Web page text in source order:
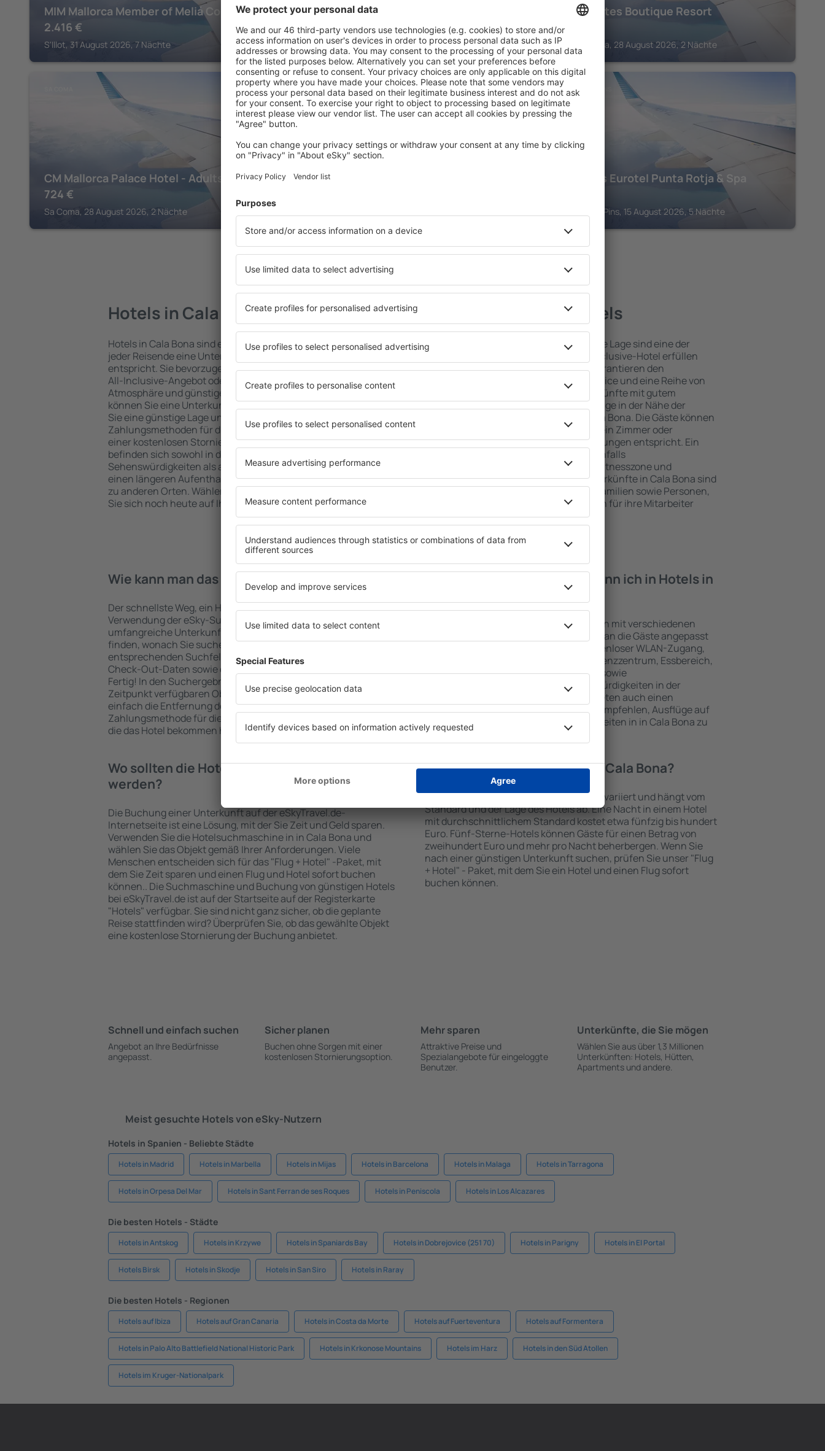
MIM Mallorca Member of Meliá Collection
2.416 €
S'Illot, 31 August 2026, 7 Nächte
Hipotels Hipocampo Palace & Spa
1.543 €
Cala Millor, 31 August 2026, 4 Nächte
Pula Suites Boutique Resort
459
Son Servera, 28 August 2026, 2 Nächte
CM Mallorca Palace Hotel - Adults Only
724 €
Sa Coma, 28 August 2026, 2 Nächte
CALA RATJADA
Welikehotel Triton Beach
COSTA DES PINS
Hipotels Eurotel Punta Rotja & Spa
Costa des Pins, 15 August 2026, 5 Nächte
Hotels in Cala Bona
Hotels in Cala Bona sind eine vielfältige Unterkunftsbasis, in der
jeder Reisende eine Unterkunft findet, die seinen Erwartungen
entspricht. Sie bevorzugen ein Hotel mit hohem Standard und
All-Inclusive-Angebot oder wählen Hotels aus, die eine intime
Atmosphäre und günstige Unterkünfte garantieren? in Cala Bona
können Sie eine Unterkunft für jede Geldtasche buchen! Wählen
Sie eine günstige Lage und den Standard des Hotels sowie die
Zahlungsmethoden für die Unterkunft aus und die Möglichkeit
einer kostenlosen Stornierung der Buchung. Hotels in Cala Bona
befinden sich sowohl in der Nähe der beliebtesten
Sehenswürdigkeiten als auch abseits der Masse. Perfekt für
einen längeren Aufenthalt und als Ausgangspunkt für Ausflüge
zu anderen Orten. Wählen Sie ein Hotel für sich aus und bereiten
Sie sich noch heute auf Ihre Reise oder Geschäftsreise vor!
Cala Bona – beste Hotels
Umfassender Service und eine attraktive Lage sind eine der
wichtigsten Bedingungen, die ein All-Inclusive-Hotel erfüllen
muss. Die besten Hotels in Cala Bona garantieren den
Hotelgästen einen hervorragenden Service und eine Reihe von
Annehmlichkeiten. Hochwertige Unterkünfte mit gutem
Standard bieten eine ausgezeichnete Lage in der Nähe der
wichtigsten Sehenswürdigkeiten in Cala Bona. Die Gäste können
die kostenlosen Parkplätze nutzen und ein Zimmer oder
Apartment auswählen, das ihren Erwartungen entspricht. Ein
Hotel mit hohem Standard umfasst ebenfalls
abwechslungsreiches Menü, SPA oder Fitnesszone und
Attraktionen für Kinder. Die besten Unterkünfte in Cala Bona sind
eine hervorragende Lösung für Paare, Familien sowie Personen,
die geschäftlich reisen oder Schulungen für ihre Mitarbeiter
organisieren möchten.
Wie kann man das Hotel in in Cala Bona finden?
Der schnellste Weg, ein Hotel in Cala Bona zu finden, ist die
Verwendung der eSky-Suchmaschine für Unterkünfte. Eine
umfangreiche Unterkunftsbasis garantiert, dass Sie gerade das
finden, wonach Sie suchen. Geben Sie den Reiseort in die
entsprechenden Suchfelder ein, wählen Sie die Check-In- und
Check-Out-Daten sowie die Anzahl der Gäste und Zimmer aus.
Fertig! In den Suchergebnissen werden die zum angegebenen
Zeitpunkt verfügbaren Objekte angezeigt. Sie können ganz
einfach die Entfernung des Hotels vom Zentrum, die
Zahlungsmethode für die Unterkunft oder die Anzahl der Sterne,
die das Hotel bekommen hat, überprüfen.
Welche Annehmlichkeiten kann ich in Hotels in
Hotels in in Cala Bona sind Einrichtungen mit verschiedenen
Standards sowie Annehmlichkeiten, die an die Gäste angepasst
sind . Zu den beliebtesten gehören kostenloser WLAN-Zugang,
SPA-Zone, Bar / Safe im Zimmer, Konferenzzentrum, Essbereich,
Kinderspielecke, kostenlose Parkplätze sowie
Informationsbroschüren über Sehenswürdigkeiten in der
Umgebung. Einige der Einrichtungen bieten auch einen
Transport vom/zum Flughafen an oder empfehlen, Ausflüge auf
den Spuren der größten Sehenswürdigkeiten in in Cala Bona zu
unternehmen.
Wo sollten die Hotels in in Cala Bona gebucht
werden?
Die Buchung einer Unterkunft auf der eSkyTravel.de-
Internetseite ist eine Lösung, mit der Sie Zeit und Geld sparen.
Verwenden Sie die Hotelsuchmaschine in in Cala Bona und
wählen Sie das Objekt gemäß Ihrer Anforderungen. Viele
Menschen entscheiden sich für das "Flug + Hotel" -Paket, mit
dem Sie Zeit sparen und einen Flug und Hotel sofort buchen
können.. Die Suchmaschine und Buchung von günstigen Hotels
bei eSkyTravel.de ist auf der Startseite auf der Registerkarte
"Hotels" verfügbar. Sie sind nicht ganz sicher, ob die geplante
Reise stattfinden wird? Überprüfen Sie, ob das gewählte Objekt
eine kostenlose Stornierung der Buchung anbietet.
Wie viel kostet ein Hotel in in Cala Bona?
Der Preis pro Unterkunft in in Cala Bona variiert und hängt vom
Standard und der Lage des Hotels ab. Eine Nacht in einem Hotel
mit durchschnittlichem Standard kostet etwa fünfzig bis hundert
Euro. Fünf-Sterne-Hotels können Gäste für einen Betrag von
zweihundert Euro und mehr pro Nacht beherbergen. Wenn Sie
nach einer günstigen Unterkunft suchen, prüfen Sie unser "Flug
+ Hotel" - Paket, mit dem Sie ein Hotel und einen Flug sofort
buchen können.
Schnell und einfach suchen
Angebot an Ihre Bedürfnisse
angepasst.
Sicher planen
Buchen ohne Sorgen mit einer
kostenlosen Stornierungsoption.
Mehr sparen
Attraktive Preise und
Spezialangebote für eingeloggte
Benutzer.
Unterkünfte, die Sie mögen
Wählen Sie aus über 1,3 Millionen
Unterkünften: Hotels, Hütten,
Apartments und andere.
Meist gesuchte Hotels von eSky-Nutzern
Hotels in Spanien - Beliebte Städte
Hotels in Madrid Hotels in Marbella Hotels in Mijas Hotels in Barcelona Hotels in Malaga Hotels in Tarragona
Hotels in Orpesa Del Mar Hotels in Sant Ferran de ses Roques Hotels in Peniscola Hotels in Los Alcazares
Die besten Hotels - Städte
Hotels in Antskog Hotels in Krzywe Hotels in Spaniards Bay Hotels in Dobrejovice (251 70) Hotels in Parigny Hotels in El Portal
Hotels Birsk Hotels in Skodje Hotels in San Siro Hotels in Raray
Die besten Hotels - Regionen
Hotels auf Ibiza Hotels auf Gran Canaria Hotels in Costa da Morte Hotels auf Fuerteventura Hotels auf Formentera
Hotels in Palo Alto Battlefield National Historic Park Hotels in Krkonose Mountains Hotels im Harz Hotels in den Süd Atollen
Hotels im Kruger-Nationalpark